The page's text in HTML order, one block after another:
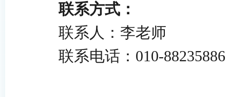
联系方式：
联系人：李老师
联系电话： 010-88235886